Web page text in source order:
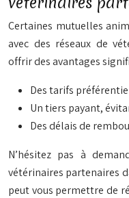
Certaines mutuelles
avec des réseaux de
offrir des avantages
Des tarifs
Un tiers payant,
Des délais de
N’hésitez pas à
vétérinaires partenaires
peut vous permettre de